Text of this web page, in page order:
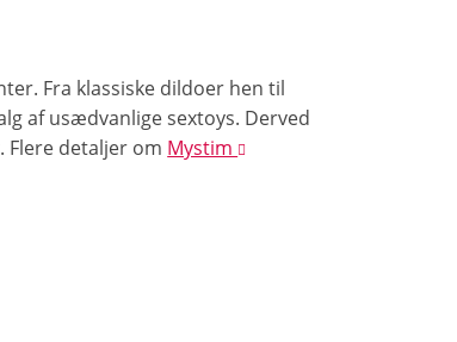
Fra klassiske dildoer hen til
af usædvanlige sextoys. Derved
Flere detaljer om Mystim